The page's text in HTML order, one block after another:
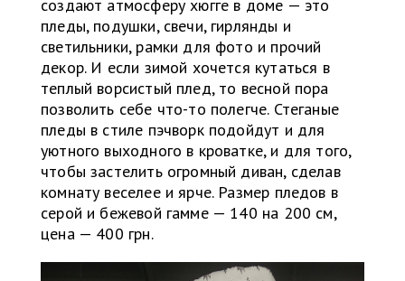
создают атмосферу хюгге в доме — это
пледы, подушки, свечи, гирлянды и
светильники, рамки для фото и прочий
декор. И если зимой хочется кутаться в
теплый ворсистый плед, то весной пора
позволить себе что-то полегче. Стеганые
пледы в стиле пэчворк подойдут и для
уютного выходного в кроватке, и для того,
чтобы застелить огромный диван, сделав
комнату веселее и ярче. Размер пледов в
серой и бежевой гамме — 140 на 200 см,
цена — 400 грн.